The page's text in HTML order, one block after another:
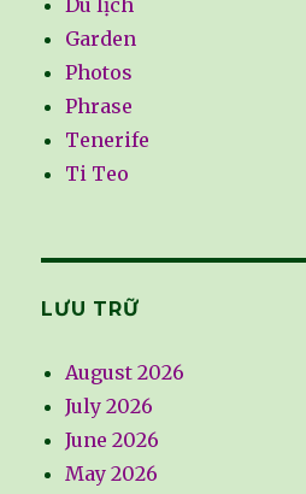
Du lịch
Garden
Photos
Phrase
Tenerife
Ti Teo
LƯU TRỮ
August 2026
July 2026
June 2026
May 2026